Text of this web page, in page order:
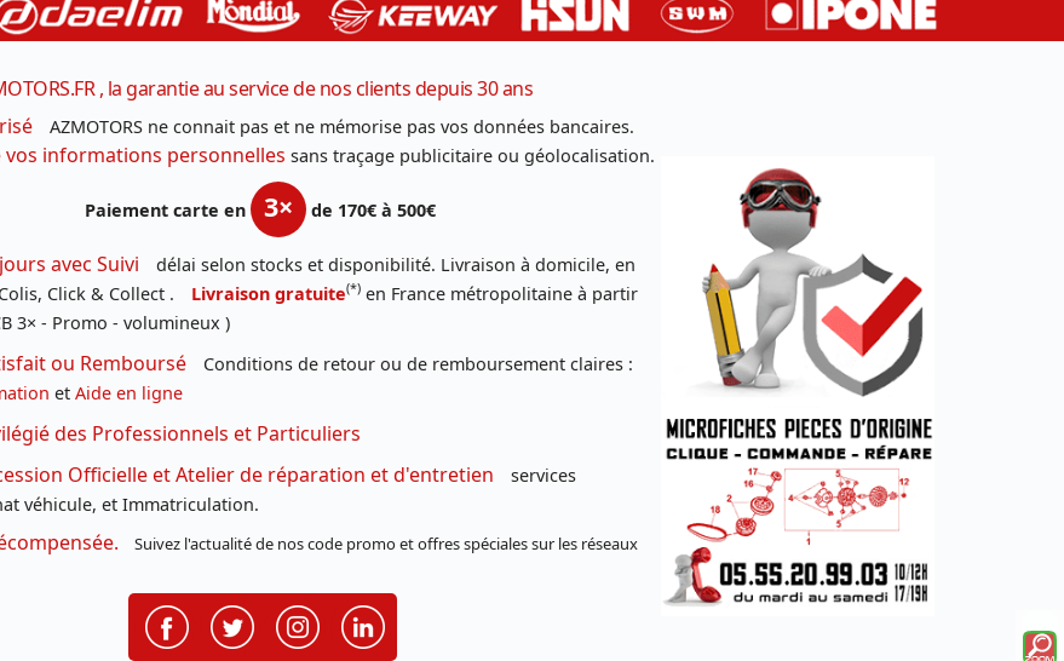
, la garantie au service de nos clients depuis 30 ans
AZMOTORS ne connait pas et ne mémorise pas vos données bancaires.
informations personnelles sans traçage publicitaire ou géolocalisation.
Paiement carte en 3× de 170€ à 500€
avec Suivi
délai selon stocks et disponibilité. Livraison à domicile, en
Click & Collect .
Livraison gratuite(*) en France métropolitaine à partir
3× - Promo - volumineux )
ou Remboursé
Conditions de retour ou de remboursement claires :
et Aide en ligne
des Professionnels et Particuliers
Officielle et Atelier de réparation et d'entretien
services
véhicule, et Immatriculation.
Suivez l'actualité de nos code promo et offres spéciales sur les réseaux